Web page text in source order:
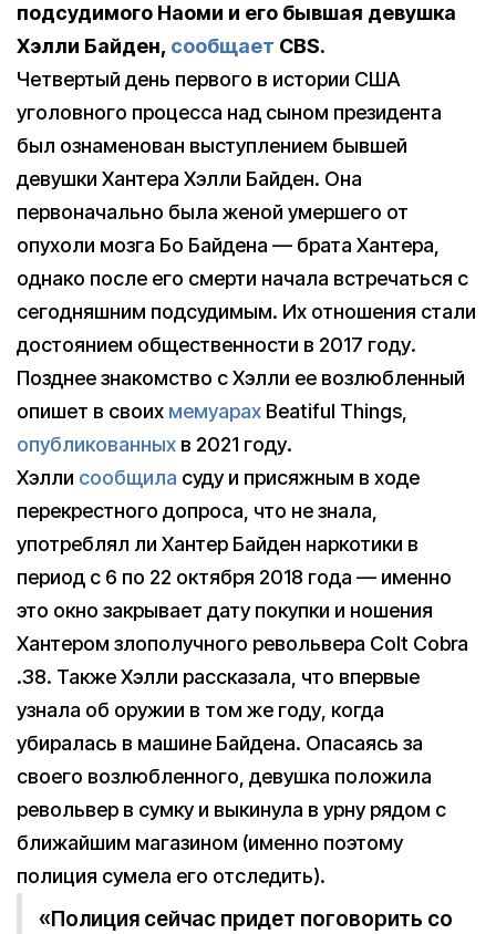
подсудимого Наоми и его бывшая девушка
Хэлли Байден, сообщает CBS.
Четвертый день первого в истории США
уголовного процесса над сыном президента
был ознаменован выступлением бывшей
девушки Хантера Хэлли Байден. Она
первоначально была женой умершего от
опухоли мозга Бо Байдена — брата Хантера,
однако после его смерти начала встречаться с
сегодняшним подсудимым. Их отношения стали
достоянием общественности в 2017 году.
Позднее знакомство с Хэлли ее возлюбленный
опишет в своих мемуарах Beatiful Things,
опубликованных в 2021 году.
Хэлли сообщила суду и присяжным в ходе
перекрестного допроса, что не знала,
употреблял ли Хантер Байден наркотики в
период с 6 по 22 октября 2018 года — именно
это окно закрывает дату покупки и ношения
Хантером злополучного револьвера Colt Cobra
.38. Также Хэлли рассказала, что впервые
узнала об оружии в том же году, когда
убиралась в машине Байдена. Опасаясь за
своего возлюбленного, девушка положила
револьвер в сумку и выкинула в урну рядом с
ближайшим магазином (именно поэтому
полиция сумела его отследить).
«Полиция сейчас придет поговорить со